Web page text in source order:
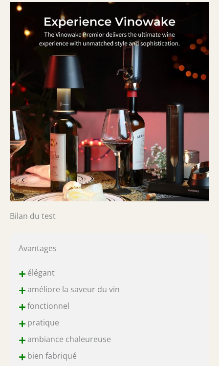
Bilan du test
Avantages
+élégant
+améliore la saveur du vin
+fonctionnel
+pratique
+ambiance chaleureuse
+bien fabriqué